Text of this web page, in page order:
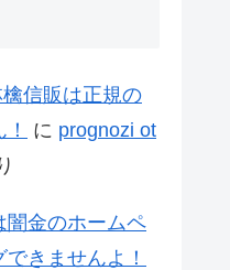
檎信販は正規の
に prognozi ot
闇金のホームペ
きませんよ！